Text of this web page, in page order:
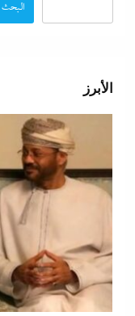
البحث
الأبرز
6 أغسطس، 2026